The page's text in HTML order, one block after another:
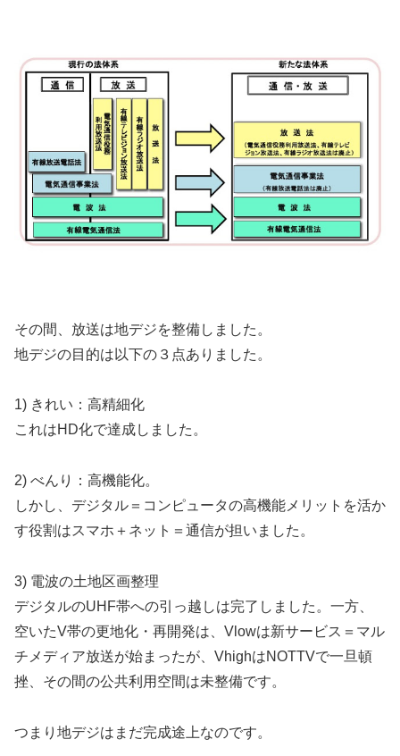
その間、放送は地デジを整備しました。
地デジの目的は以下の３点ありました。
1) きれい：高精細化
これはHD化で達成しました。
2) べんり：高機能化。
しかし、デジタル＝コンピュータの高機能メリットを活か
す役割はスマホ＋ネット＝通信が担いました。
3) 電波の土地区画整理
デジタルのUHF帯への引っ越しは完了しました。一方、
空いたV帯の更地化・再開発は、Vlowは新サービス＝マル
チメディア放送が始まったが、VhighはNOTTVで一旦頓
挫、その間の公共利用空間は未整備です。
つまり地デジはまだ完成途上なのです。